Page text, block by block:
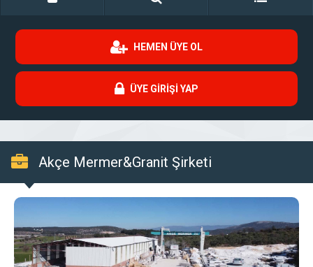
HEMEN ÜYE OL
ÜYE GİRİŞİ YAP
Akçe Mermer&Granit Şirketi